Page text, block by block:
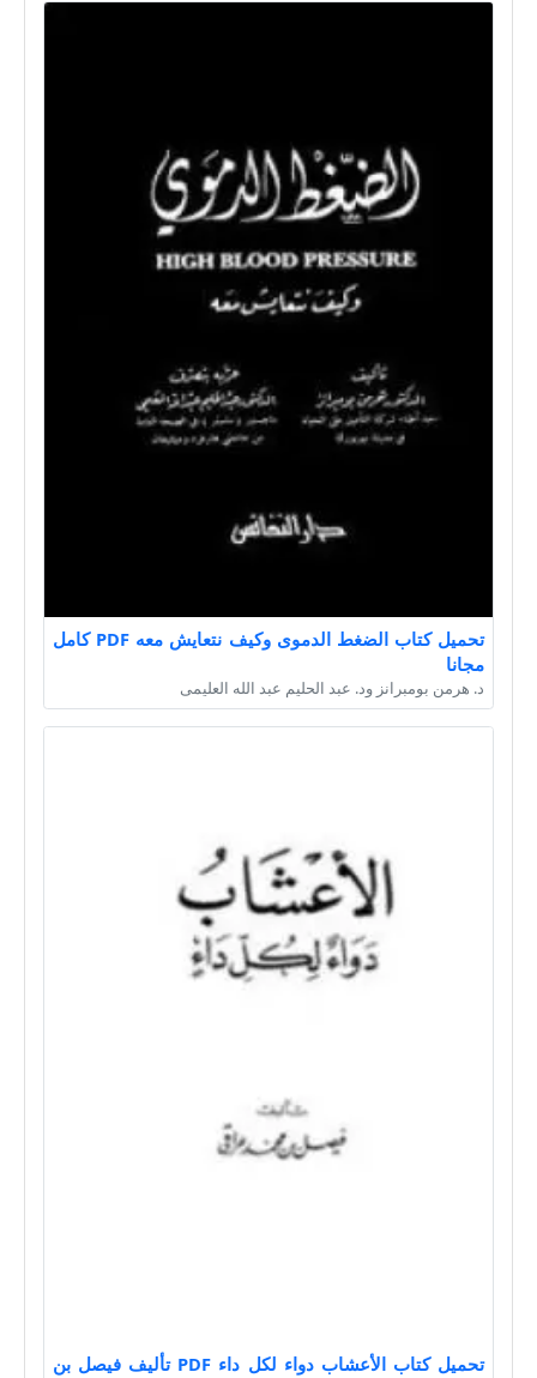
تحميل كتاب الضغط الدموى وكيف نتعايش معه PDF كامل
مجانا
د. هرمن بومبرانز ود. عبد الحليم عبد الله العليمى
تحميل كتاب الأعشاب دواء لكل داء PDF تأليف فيصل بن